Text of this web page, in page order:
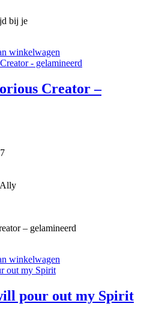
bij je
winkelwagen
Creator –
– gelamineerd
winkelwagen
pour out my Spirit